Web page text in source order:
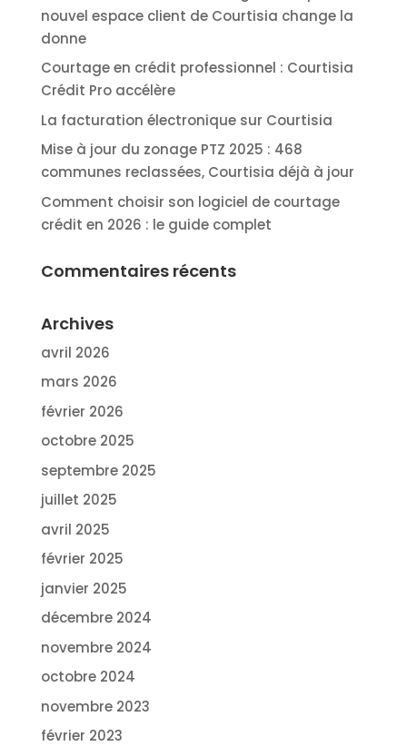
nouvel espace client de Courtisia change la
donne
Courtage en crédit professionnel : Courtisia
Crédit Pro accélère
La facturation électronique sur Courtisia
Mise à jour du zonage PTZ 2025 : 468
communes reclassées, Courtisia déjà à jour
Comment choisir son logiciel de courtage
crédit en 2026 : le guide complet
Commentaires récents
Archives
avril 2026
mars 2026
février 2026
octobre 2025
septembre 2025
juillet 2025
avril 2025
février 2025
janvier 2025
décembre 2024
novembre 2024
octobre 2024
novembre 2023
février 2023